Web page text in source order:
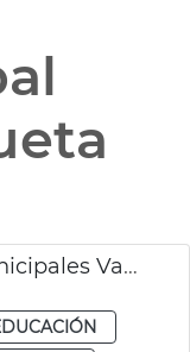
Escola d'Estiu colegios municipales València